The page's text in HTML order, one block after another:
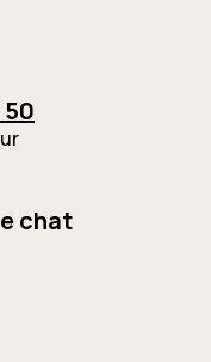
50
chat